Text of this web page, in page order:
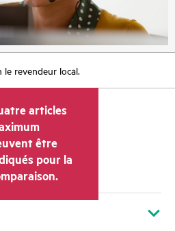
revendeur local.
articles
être
pour la